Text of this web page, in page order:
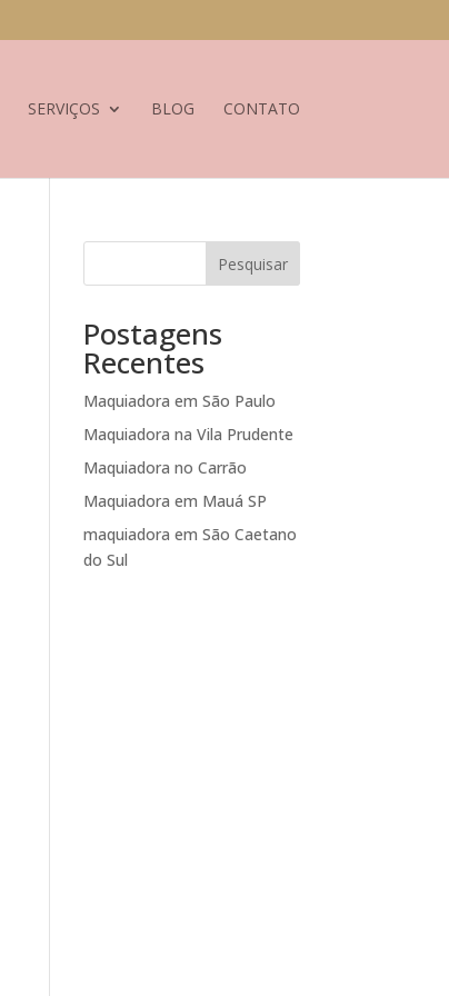
SERVIÇOS BLOG CONTATO
Pesquisar
Postagens
Recentes
Maquiadora em São Paulo
Maquiadora na Vila Prudente
Maquiadora no Carrão
Maquiadora em Mauá SP
maquiadora em São Caetano
do Sul